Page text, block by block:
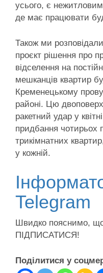
усього, є
де має працювати
Також ми
проєкт рішення про
відселення на
мешканців квартир
Кременецькому
районі. Цю
ракетний удар у
придбання чотирьох
трикімнатних
у кожній.
Telegram
Швидко пояснимо, що
ПІДПИСАТИСЯ!
Поділитися у